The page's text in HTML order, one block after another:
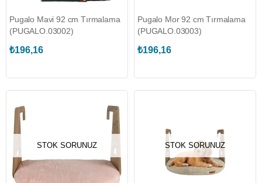
Pugalo Mavi 92 cm Tırmalama
(PUGALO.03002)
₺196,16
Pugalo Mor 92 cm Tırmalama
(PUGALO.03003)
₺196,16
STOK SORUNUZ STOK SORUNUZ